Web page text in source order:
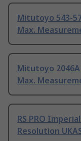
Mitutoyo 543-
Max.
Mitutoyo
Max.
RS PRO
Resolution